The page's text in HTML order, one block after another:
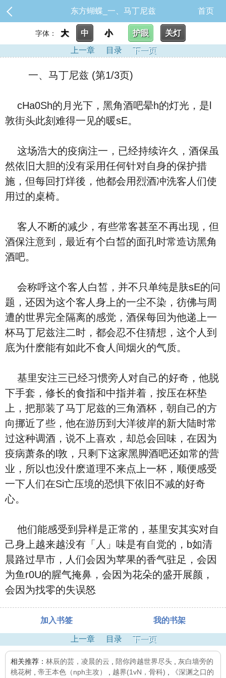
东方蝴蝶_一、马丁尼兹 首页
字体： 大 中 小 护眼
关灯
上一章
目录 下一页
一、马丁尼兹 (第1/3页)
cHa0Sh的月光下，黑角酒吧晕h的灯光，是l
敦街头此刻难得一见的暖sE。
这场浩大的疫病注一，已经持续许久，酒保虽
然依旧大胆的没有采用任何针对自身的保护措
施，但每回打烊後，他都会用烈酒冲洗客人们使
用过的桌椅。
客人不断的减少，有些常客甚至不再出现，但
酒保注意到，最近有个白皙的面孔时常造访黑角
酒吧。
会称呼这个客人白皙，并不只单纯是肤sE的问
题，还因为这个客人身上的一尘不染，彷佛与周
遭的世界完全隔离的感觉，酒保每回为他递上一
杯马丁尼兹注二时，都会忍不住猜想，这个人到
底为什麽能有如此不食人间烟火的气质。
基里安注三已经习惯旁人对自己的好奇，他脱
下手套，修长的食指和中指并着，按压在杯垫
上，把那装了马丁尼兹的三角酒杯，朝自己的方
向挪近了些，他在游历到大洋彼岸的新大陆时常
过这种调酒，说不上喜欢，却总会回味，在因为
疫病萧条的l敦，只剩下这家黑脚酒吧还如常的营
业，所以也没什麽道理不来点上一杯，顺便感受
一下人们在Si亡压境的恐惧下依旧不减的好奇
心。
他们能感受到异样是正常的，基里安其实对自
己身上越来越没有「人」味是有自觉的，b如清
晨路过早市，人们会因为苹果的香气驻足，会因
为鱼r0U的腥气掩鼻，会因为花朵的盛开展颜，
会因为找零的失误怒
加入书签 我的书架
上一章 目录 下一页
相关推荐： 林辰的芸，凌晨的云 陪你跨越世界尽头
灰白墙旁的
桃花树
帝王本色（nph主攻） 越界(1vN，骨科) 《深渊之口的